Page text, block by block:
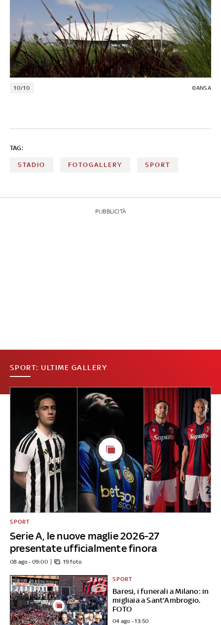
10/10 ©ANSA
TAG:
STADIO FOTOGALLERY SPORT
PUBBLICITÀ
SPORT: ULTIME GALLERY
Serie A, le nuove maglie 2026-27
presentate ufficialmente finora
SPORT
08 ago - 09:00 19 foto
Baresi, i funerali a Milano: in
migliaia a Sant'Ambrogio.
FOTO
SPORT
04 ago - 13:50